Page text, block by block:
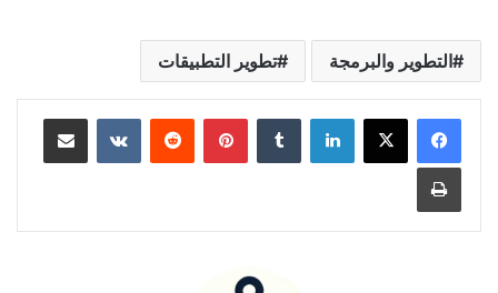
التطوير والبرمجة تطوير التطبيقات
لينكدإن بينتيريست مشاركة عبر البريد
طباعة